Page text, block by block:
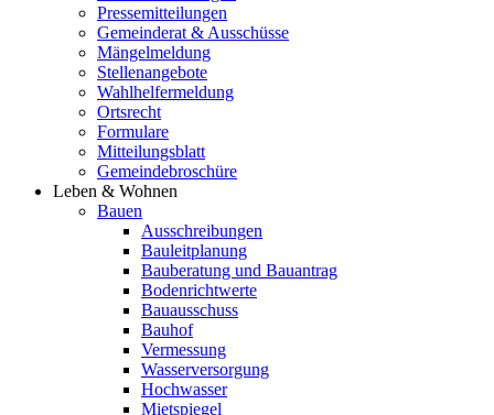
Pressemitteilungen
Gemeinderat & Ausschüsse
Mängelmeldung
Stellenangebote
Wahlhelfermeldung
Ortsrecht
Formulare
Mitteilungsblatt
Gemeindebroschüre
Leben & Wohnen
Bauen
Ausschreibungen
Bauleitplanung
Bauberatung und Bauantrag
Bodenrichtwerte
Bauausschuss
Bauhof
Vermessung
Wasserversorgung
Hochwasser
Mietspiegel